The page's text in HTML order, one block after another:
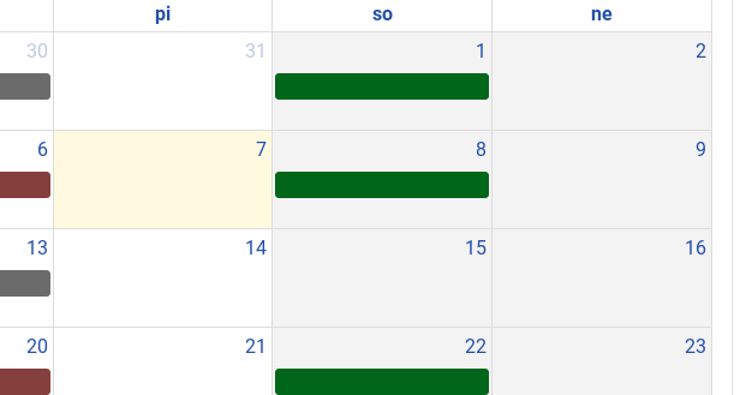
pi so
ne
30 31 1 2
6 7 8 9
13 14 15 16
20 21 22 23